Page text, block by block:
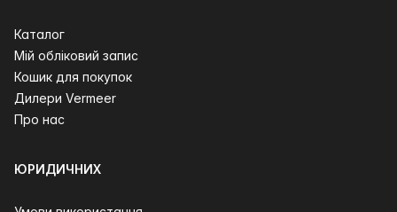
Каталог
Мій обліковий запис
Кошик для покупок
Дилери Vermeer
Про нас
ЮРИДИЧНИХ